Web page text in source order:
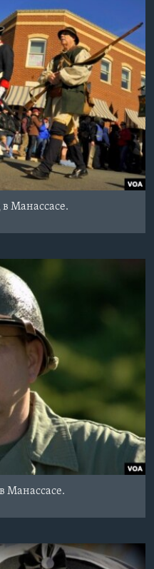
Манассасе.
Манассасе.